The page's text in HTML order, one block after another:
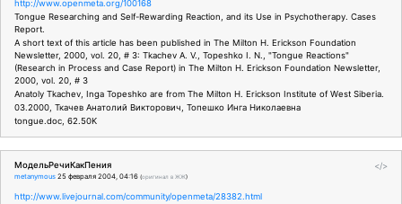
http://www.openmeta.org/100168
Tongue Researching and Self-Rewarding Reaction, and its Use in Psychotherapy. Cases
Report.
A short text of this article has been published in The Milton H. Erickson Foundation
Newsletter, 2000, vol. 20, # 3: Tkachev A. V., Topeshko I. N., "Tongue Reactions"
(Research in Process and Case Report) in The Milton H. Erickson Foundation Newsletter,
2000, vol. 20, # 3
Anatoly Tkachev, Inga Topeshko are from The Milton H. Erickson Institute of West Siberia.
03.2000, Ткачев Анатолий Викторович, Топешко Инга Николаевна
tongue.doc, 62.50K
</>
МодельРечиКакПения
metanymous 25 февраля 2004, 04:16 (оригинал в ЖЖ)
http://www.livejournal.com/community/openmeta/28382.html